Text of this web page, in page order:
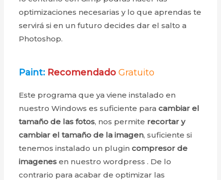
optimizaciones necesarias y lo que aprendas te
servirá si en un futuro decides dar el salto a
Photoshop.
Paint: Recomendado Gratuito
Este programa que ya viene instalado en
nuestro Windows es suficiente paracambiar el
tamaño de las fotos, nos permite recortar y
cambiar el tamaño de la imagen, suficiente si
tenemos instalado un plugin compresor de
imagenes en nuestro wordpress . De lo
contrario para acabar de optimizar las